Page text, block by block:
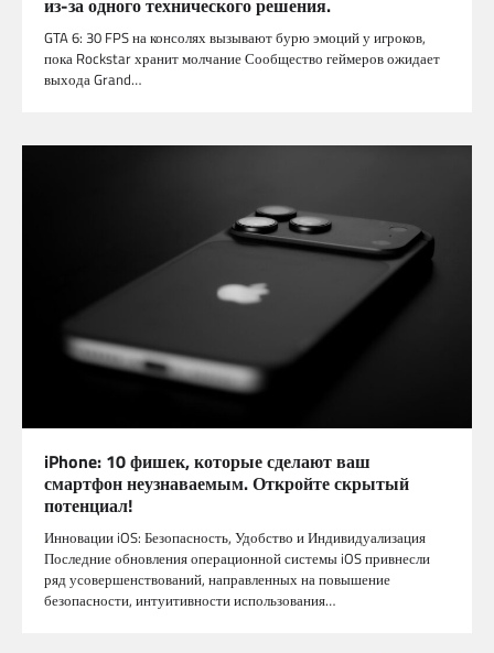
GTA 6: 30 FPS на консолях вызывают бурю эмоций у игроков,
пока Rockstar хранит молчание Сообщество геймеров ожидает
выхода Grand…
iPhone: 10 фишек, которые сделают ваш
смартфон неузнаваемым. Откройте скрытый
потенциал!
Инновации iOS: Безопасность, Удобство и Индивидуализация
Последние обновления операционной системы iOS привнесли
ряд усовершенствований, направленных на повышение
безопасности, интуитивности использования…